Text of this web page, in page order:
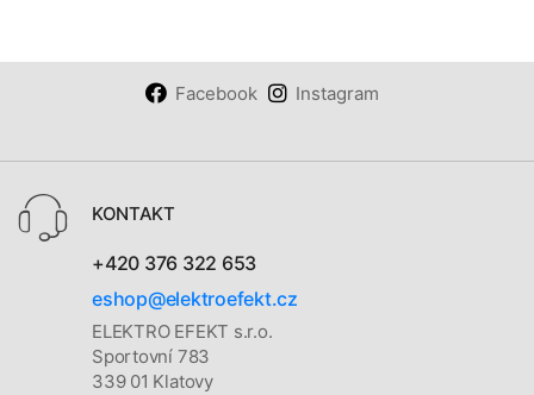
Facebook Instagram
KONTAKT
+420 376 322 653
eshop@elektroefekt.cz
ELEKTRO EFEKT s.r.o.
Sportovní 783
339 01 Klatovy